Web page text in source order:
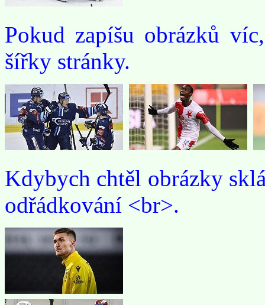
Pokud zapíšu obrázků
šířky stránky.
Kdybych chtěl obrázky
odřádkování <br>.